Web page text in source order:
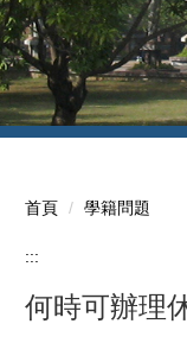
首頁 學籍問題
:::
何時可辦理